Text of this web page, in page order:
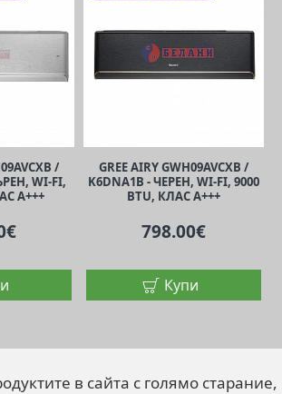
/
WI-FI,
A+++
GREE AIRY GWH09AVCXB /
K6DNA1B - ЧЕРЕН, WI-FI, 9000
BTU, КЛАС A+++
798.00€
Купи
в сайта с голямо старание,